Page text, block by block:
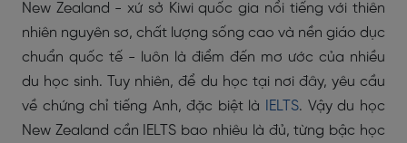
New Zealand - xứ sở Kiwi quốc gia nổi tiếng với thiên
nhiên nguyên sơ, chất lượng sống cao và nền giáo dục
chuẩn quốc tế - luôn là điểm đến mơ ước của nhiều
du học sinh. Tuy nhiên, để du học tại nơi đây, yêu cầu
về chứng chỉ tiếng Anh, đặc biệt là
IELTS. Vậy du học
New Zealand cần IELTS bao nhiêu là đủ, từng bậc học